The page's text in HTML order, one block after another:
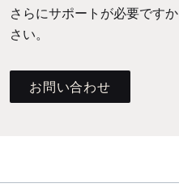
さらにサポートが必要です
さい。
お問い合わせ